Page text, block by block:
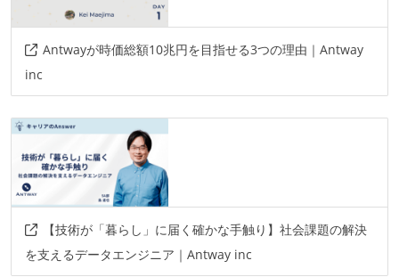
Antwayが時価総額10兆円を目指せる3つの理由｜Antway
inc
【技術が「暮らし」に届く確かな手触り】社会課題の解決
を支えるデータエンジニア｜Antway inc